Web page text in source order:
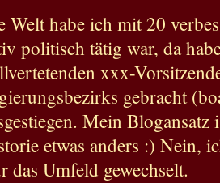
Welt habe ich mit 20
politisch tätig war, da
xxx-
gebracht
Mein Blogansatz
etwas anders :) Nein,
das Umfeld gewechselt.